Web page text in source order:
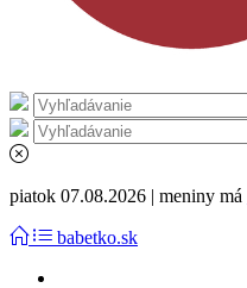
piatok 07.08.2026 | meniny má
babetko.sk